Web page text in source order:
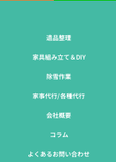
遺品整理
家具組み立て＆DIY
除雪作業
家事代行/各種代行
会社概要
コラム
よくあるお問い合わせ